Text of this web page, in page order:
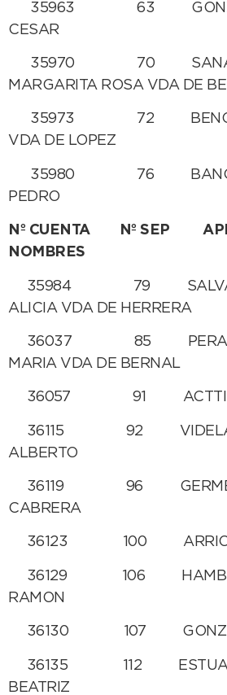
35963 63
CESAR
35970 70
MARGARITA ROSA VDA DE
35973 72
VDA DE LOPEZ
35980 76 BANCIC
PEDRO
Nº CUENTA Nº SEP
NOMBRES
35984 79
ALICIA VDA DE HERRERA
36037 85
MARIA VDA DE BERNAL
36057 91 ACTTIS
36115 92 VIDELA
ALBERTO
36119 96 GERMELLI
CABRERA
36123 100 ARRIOLA
36129 106 HAMBER
RAMON
36130 107
36135 112
BEATRIZ